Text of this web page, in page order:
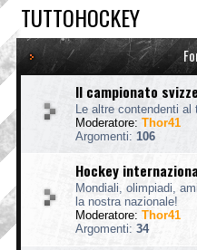
TUTTOHOCKEY
Il campionato
Le altre contendenti al
Moderatore: Thor41
Argomenti: 106
Hockey
Mondiali, olimpiadi,
la nostra nazionale!
Moderatore: Thor41
Argomenti: 34